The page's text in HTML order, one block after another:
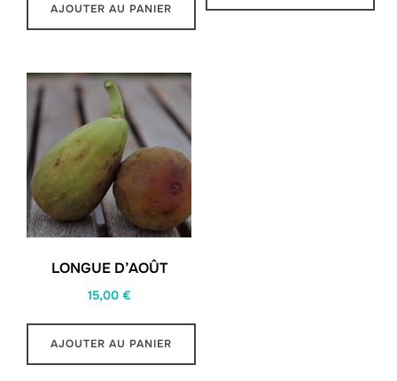
AJOUTER AU PANIER
LONGUE D’AOÛT
15,00 €
AJOUTER AU PANIER